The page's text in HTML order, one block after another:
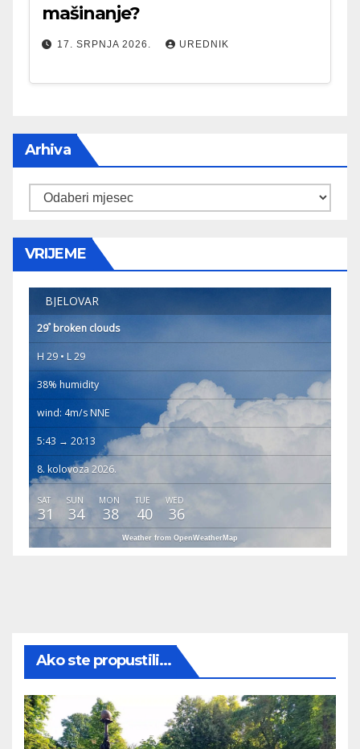
mašinanje?
17. SRPNJA 2026. UREDNIK
Arhiva
Arhiva
VRIJEME
BJELOVAR
29°broken clouds
H 29 • L 29
38% humidity
wind: 4m/s NNE
5:43 → 20:13
8. kolovoza 2026.
SAT
31
SUN
34
MON
38
TUE
40
WED
36
Weather from OpenWeatherMap
Ako ste propustili...